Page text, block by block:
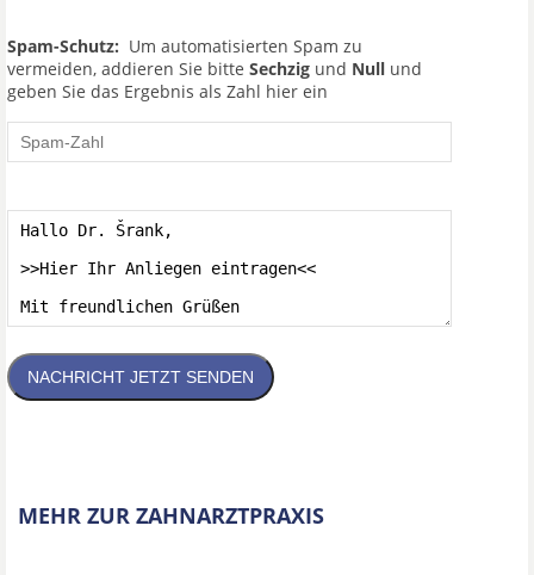
Spam-Schutz: Um automatisierten Spam zu
vermeiden, addieren Sie bitte Sechzig und Null und
geben Sie das Ergebnis als Zahl hier ein
NACHRICHT JETZT SENDEN
MEHR ZUR ZAHNARZTPRAXIS